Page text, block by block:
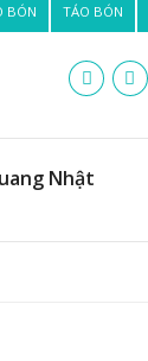
BÓN TÁO BÓN
Nhật